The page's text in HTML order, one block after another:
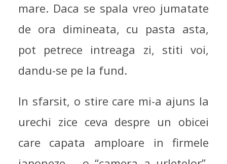
mare. Daca se spala vreo jumatate
de ora dimineata, cu pasta asta,
pot petrece intreaga zi, stiti voi,
dandu-se pe la fund.
In sfarsit, o stire care mi-a ajuns la
urechi zice ceva despre un obicei
care capata amploare in firmele